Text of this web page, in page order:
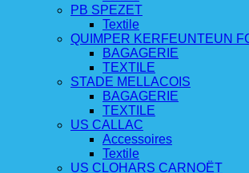
PB SPEZET
Textile
QUIMPER KERFEUNTEUN
BAGAGERIE
TEXTILE
STADE MELLACOIS
BAGAGERIE
TEXTILE
US CALLAC
Accessoires
Textile
US CLOHARS CARNOËT